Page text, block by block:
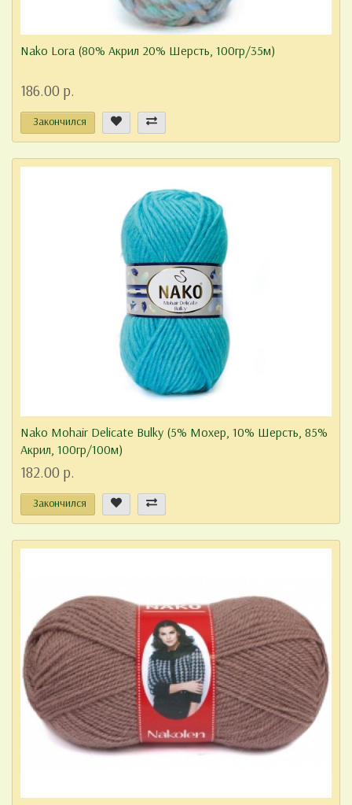
Nako Lora (80% Акрил 20% Шерсть, 100гр/35м)
186.00 р.
Закончился
Nako Mohair Delicate Bulky (5% Мохер, 10% Шерсть, 85%
Акрил, 100гр/100м)
182.00 р.
Закончился